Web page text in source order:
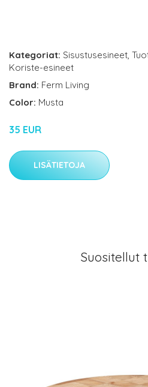
Kategoriat: Sisustusesineet,
Koriste-esineet
Brand: Ferm Living
Color: Musta
35 EUR
LISÄTIETOJA
Suositellut